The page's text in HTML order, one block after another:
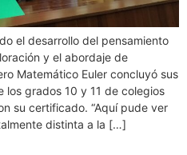
el desarrollo del pensamiento
y el abordaje de
Matemático Euler concluyó sus
grados 10 y 11 de colegios
su certificado. “Aquí pude ver
distinta a la […]